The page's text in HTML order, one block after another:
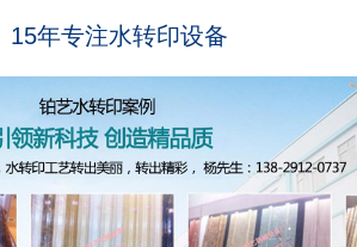
15年专注水转印设备